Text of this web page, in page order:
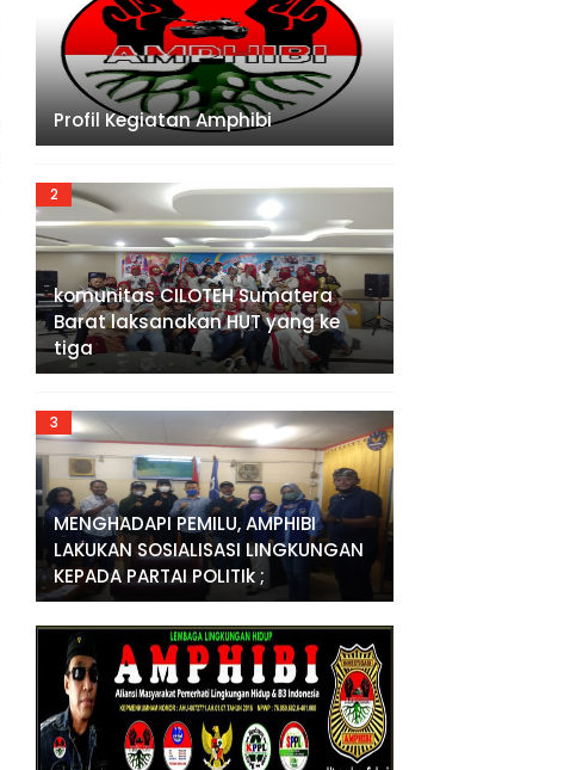
Profil Kegiatan Amphibi
komunitas CILOTEH Sumatera
Barat laksanakan HUT yang ke
tiga
MENGHADAPI PEMILU, AMPHIBI
LAKUKAN SOSIALISASI LINGKUNGAN
KEPADA PARTAI POLITIk ;